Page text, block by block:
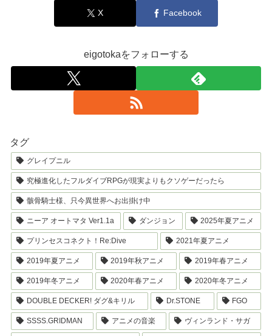
X Facebook
eigotokaをフォローする
タグ
グレイプニル
究極進化したフルダイブRPGが現実よりもクソゲーだったら
骸骨騎士様、只今異世界へお出掛け中
ニーア オートマタ Ver1.1a ダンジョン 2025年夏アニメ
プリンセスコネクト！Re:Dive 2021年夏アニメ
2019年夏アニメ 2019年秋アニメ 2019年春アニメ
2019年冬アニメ 2020年春アニメ 2020年冬アニメ
DOUBLE DECKER! ダグ&キリル Dr.STONE FGO
SSSS.GRIDMAN アニメの音楽 ヴィンランド・サガ